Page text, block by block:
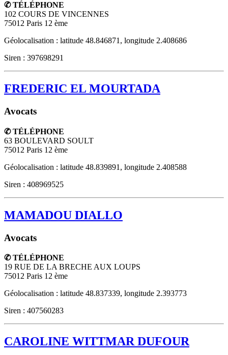
✆ TÉLÉPHONE
102 COURS DE VINCENNES
75012 Paris 12 ème
Géolocalisation : latitude 48.846871, longitude 2.408686
Siren : 397698291
FREDERIC EL MOURTADA
Avocats
✆ TÉLÉPHONE
63 BOULEVARD SOULT
75012 Paris 12 ème
Géolocalisation : latitude 48.839891, longitude 2.408588
Siren : 408969525
MAMADOU DIALLO
Avocats
✆ TÉLÉPHONE
19 RUE DE LA BRECHE AUX LOUPS
75012 Paris 12 ème
Géolocalisation : latitude 48.837339, longitude 2.393773
Siren : 407560283
CAROLINE WITTMAR DUFOUR